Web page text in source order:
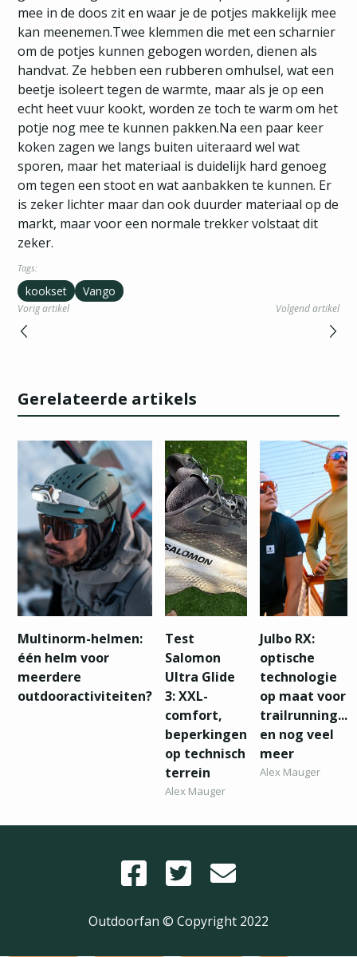
mee in de doos zit en waar je de potjes makkelijk mee
kan meenemen.Twee klemmen die met een scharnier
om de potjes kunnen gebogen worden, dienen als
handvat. Ze hebben een rubberen omhulsel, wat een
beetje isoleert tegen de warmte, maar als je op een
echt heet vuur kookt, worden ze toch te warm om het
potje nog mee te kunnen pakken.Na een paar keer
koken zagen we langs buiten uiteraard wel wat
sporen, maar het materiaal is duidelijk hard genoeg
om tegen een stoot en wat aanbakken te kunnen. Er
is zeker lichter maar dan ook duurder materiaal op de
markt, maar voor een normale trekker volstaat dit
zeker.
Tags:
kookset Vango
Vorig artikel Volgend artikel
Gerelateerde artikels
Multinorm-helmen:
één helm voor
meerdere
outdooractiviteiten?
Test
Salomon
Ultra Glide
3: XXL-
comfort,
beperkingen
op technisch
terrein
Alex Mauger
Julbo RX:
optische
technologie
op maat voor
trailrunning...
en nog veel
meer
Alex Mauger
Outdoorfan © Copyright 2022